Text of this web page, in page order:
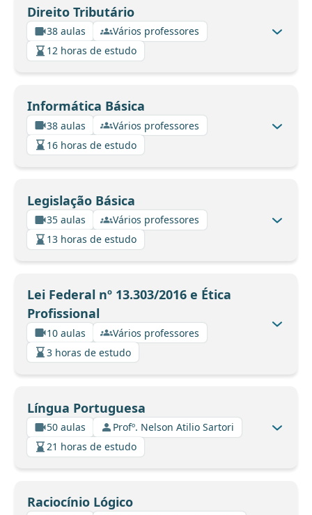
Direito Tributário
38 aulas
Vários professores
12 horas de estudo
Informática Básica
38 aulas
Vários professores
16 horas de estudo
Legislação Básica
35 aulas
Vários professores
13 horas de estudo
Lei Federal nº 13.303/2016 e Ética
Profissional
10 aulas
Vários professores
3 horas de estudo
Língua Portuguesa
50 aulas
Profº. Nelson Atilio Sartori
21 horas de estudo
Raciocínio Lógico